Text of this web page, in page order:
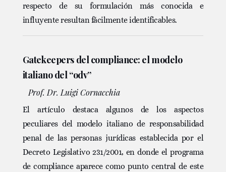
respecto de su formulación más conocida e
influyente resultan fácilmente identificables.
Gatekeepers del compliance: el modelo
italiano del “odv”
Prof. Dr. Luigi Cornacchia
El artículo destaca algunos de los aspectos
peculiares del modelo italiano de responsabilidad
penal de las personas jurídicas establecida por el
Decreto Legislativo 231/2001, en donde el programa
de compliance aparece como punto central de este